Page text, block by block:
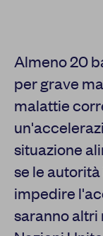
Almeno 20
per grave
malattie
situazione
se le
impedire
saranno altri